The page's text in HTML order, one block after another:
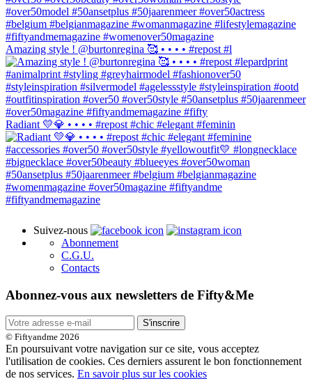
Amazing style ! @burtonregina 🥰 • • • • #repost #l
Radiant 💛💎 • • • • #repost #chic #elegant #feminin
Suivez-nous
Abonnement
C.G.U.
Contacts
Abonnez-vous aux newsletters de Fifty&Me
S'inscrire
© Fiftyandme 2026
En poursuivant votre navigation sur ce site, vous acceptez
l'utilisation de cookies. Ces derniers assurent le bon fonctionnement
de nos services. En savoir plus sur les cookies